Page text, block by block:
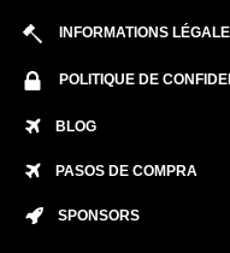
INFORMATIONS
POLITIQUE DE
BLOG
PASOS DE COMPRA
SPONSORS